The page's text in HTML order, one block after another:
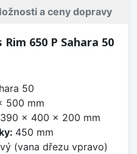
a ceny dopravy
650 P Sahara 50
50
500 mm
390 x 400 x 200 mm
450 mm
(vana dřezu vpravo)